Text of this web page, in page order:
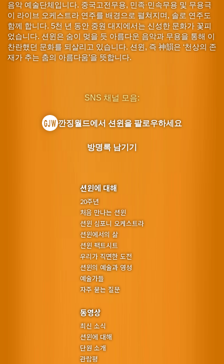
음악 예술단체입니다. 중국고전무용, 민족·민속무용 및 무용극
이 라이브 오케스트라 연주를 배경으로 펼쳐지며, 솔로 연주도
함께 합니다. 5천 년 동안 중원 대지에서는 신성한 문화가 꽃피
었습니다. 션윈은 숨이 멎을 듯 아름다운 음악과 무용을 통해 이
찬란했던 문화를 되살리고 있습니다. 션윈, 즉 神韻은 ‘천상의 존
재가 추는 춤의 아름다움’을 뜻합니다.
션윈에 대해
20주년
처음 만나는 션윈
션윈 심포니 오케스트라
션윈에서의 삶
션윈 팩트시트
우리가 직면한 도전
션윈의 예술과 영성
예술가들
자주 묻는 질문
동영상
최신 소식
션윈에 대해
단원 소개
관람평
SNS 채널 모음:
깐징월드에서 션윈을 팔로우하세요
방명록 남기기